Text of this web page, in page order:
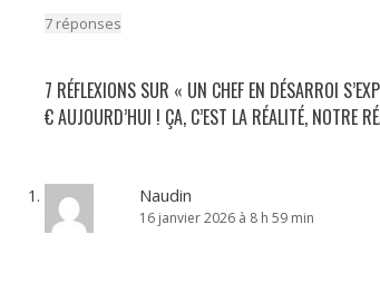
7 réponses
7 RÉFLEXIONS SUR « UN CHEF EN DÉSARROI
€ AUJOURD’HUI ! ÇA, C’EST LA RÉALITÉ, NOTRE
Naudin
16 janvier 2026 à 8 h 59 min